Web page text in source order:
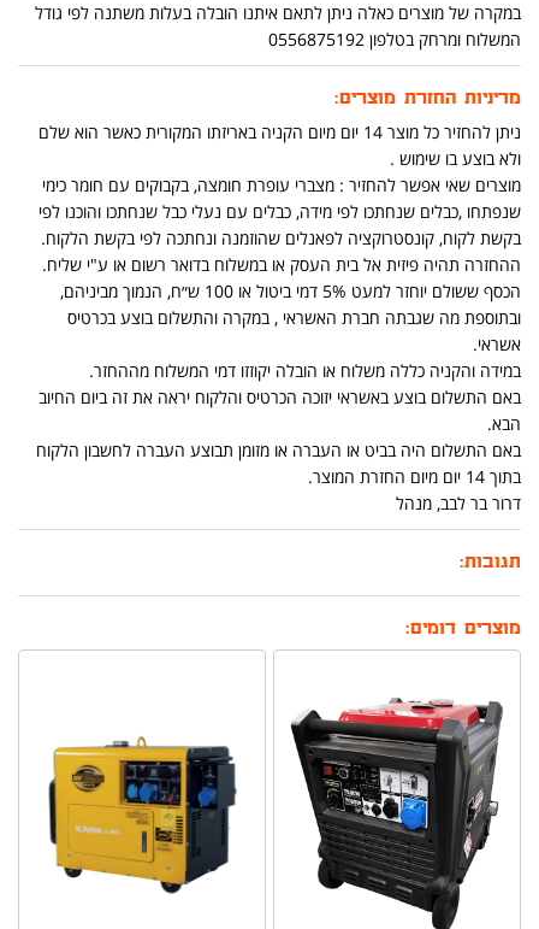
במקרה של מוצרים כאלה ניתן לתאם איתנו הובלה בעלות משתנה לפי גודל
המשלוח ומרחק בטלפון 0556875192
מדיניות החזרת מוצרים:
ניתן להחזיר כל מוצר 14 יום מיום הקניה באריזתו המקורית כאשר הוא שלם
ולא בוצע בו שימוש .
מוצרים שאי אפשר להחזיר : מצברי עופרת חומצה, בקבוקים עם חומר כימי
שנפתחו ,כבלים שנחתכו לפי מידה, כבלים עם נעלי כבל שנחתכו והוכנו לפי
בקשת לקוח, קונסטרוקציה לפאנלים שהוזמנה ונחתכה לפי בקשת הלקוח.
ההחזרה תהיה פיזית אל בית העסק או במשלוח בדואר רשום או ע"י שליח.
הכסף ששולם יוחזר למעט 5% דמי ביטול או 100 ש״ח, הנמוך מביניהם,
ובתוספת מה שגבתה חברת האשראי , במקרה והתשלום בוצע בכרטיס
אשראי.
במידה והקניה כללה משלוח או הובלה יקוזזו דמי המשלוח מההחזר.
באם התשלום בוצע באשראי יזוכה הכרטיס והלקוח יראה את זה ביום החיוב
הבא.
באם התשלום היה בביט או העברה או מזומן תבוצע העברה לחשבון הלקוח
בתוך 14 יום מיום החזרת המוצר.
דרור בר לבב, מנהל
תגובות:
מוצרים דומים: